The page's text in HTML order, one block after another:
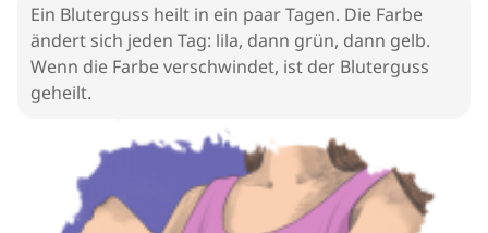
Ein Bluterguss heilt in ein paar Tagen. Die Farbe
ändert sich jeden Tag: lila, dann grün, dann gelb.
Wenn die Farbe verschwindet, ist der Bluterguss
geheilt.